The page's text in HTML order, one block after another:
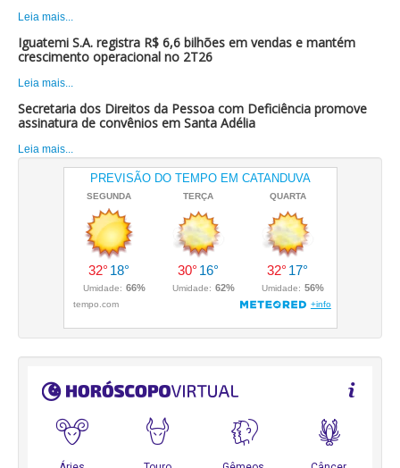
Leia mais...
Iguatemi S.A. registra R$ 6,6 bilhões em vendas e mantém
crescimento operacional no 2T26
Leia mais...
Secretaria dos Direitos da Pessoa com Deficiência promove
assinatura de convênios em Santa Adélia
Leia mais...